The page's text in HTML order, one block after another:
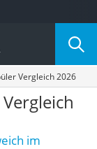
Vergleich 2026
im